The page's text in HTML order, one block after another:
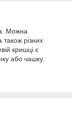
Можна
також різних
кришці є
або чашку.